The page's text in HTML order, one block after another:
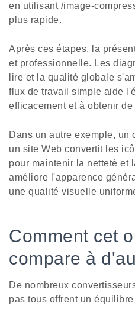
en utilisant /image-
plus rapide.
Après ces étapes, la
et professionnelle. Les
lire et la qualité globale
flux de travail simple aide
efficacement et à obtenir
Dans un autre exemple, un
un site Web convertit les
pour maintenir la netteté et
améliore l'apparence
une qualité visuelle
Comment cet
compare à
De nombreux
pas tous offrent un